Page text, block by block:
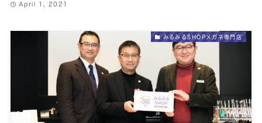
April 1, 2021
みるみるSHOPメガネ専門店